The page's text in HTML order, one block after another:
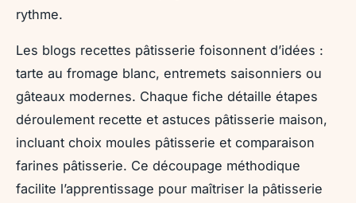
rythme.
Les blogs recettes pâtisserie foisonnent d’idées :
tarte au fromage blanc, entremets saisonniers ou
gâteaux modernes. Chaque fiche détaille étapes
déroulement recette et astuces pâtisserie maison,
incluant choix moules pâtisserie et comparaison
farines pâtisserie. Ce découpage méthodique
facilite l’apprentissage pour maîtriser la pâtisserie